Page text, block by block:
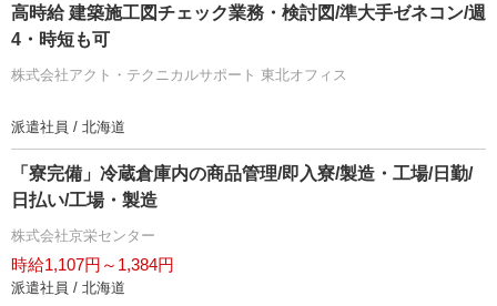
高時給 建築施工図チェック業務・検討図/準大手ゼネコン/週
4・時短も可
株式会社アクト・テクニカルサポート 東北オフィス
派遣社員 / 北海道
「寮完備」冷蔵倉庫内の商品管理/即入寮/製造・工場/日勤/
日払い/工場・製造
株式会社京栄センター
時給1,107円～1,384円
派遣社員 / 北海道